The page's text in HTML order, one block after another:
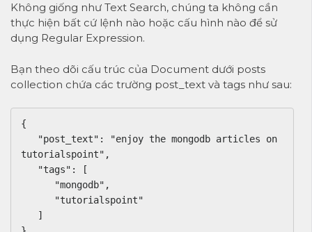
Không giống như Text Search, chúng ta không cần
thực hiện bất cứ lệnh nào hoặc cấu hình nào để sử
dụng Regular Expression.
Bạn theo dõi cấu trúc của Document dưới posts
collection chứa các trường post_text và tags như sau:
{
tutorialspoint",